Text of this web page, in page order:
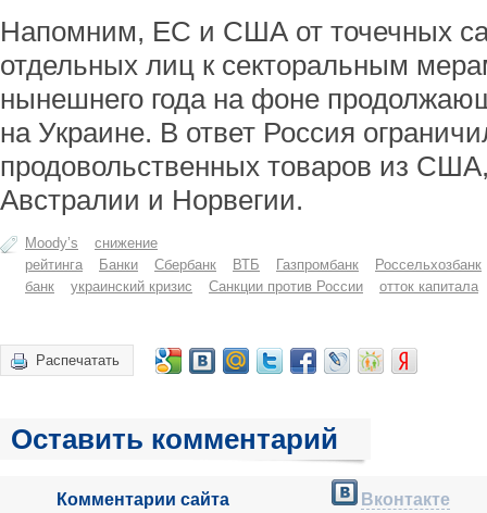
Напомним, ЕС и США от точечных
отдельных лиц к секторальным
нынешнего года на фоне
на Украине. В ответ Россия
продовольственных товаров из
Австралии и Норвегии.
Moody’s
снижение
рейтинга
Банки Сбербанк ВТБ Газпромбанк
Россельхозбанк
банк
украинский кризис Санкции против России отток капитала
Распечатать
Оставить комментарий
Комментарии сайта Вконтакте